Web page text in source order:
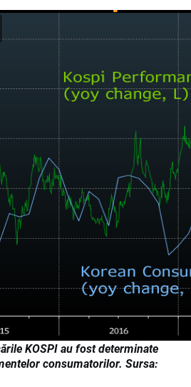
KOSPI au fost determinate
consumatorilor. Sursa: